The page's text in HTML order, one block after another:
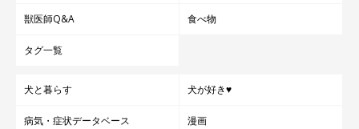
獣医師Q&A 食べ物
タグ一覧
犬と暮らす 犬が好き♥
病気・症状データベース 漫画